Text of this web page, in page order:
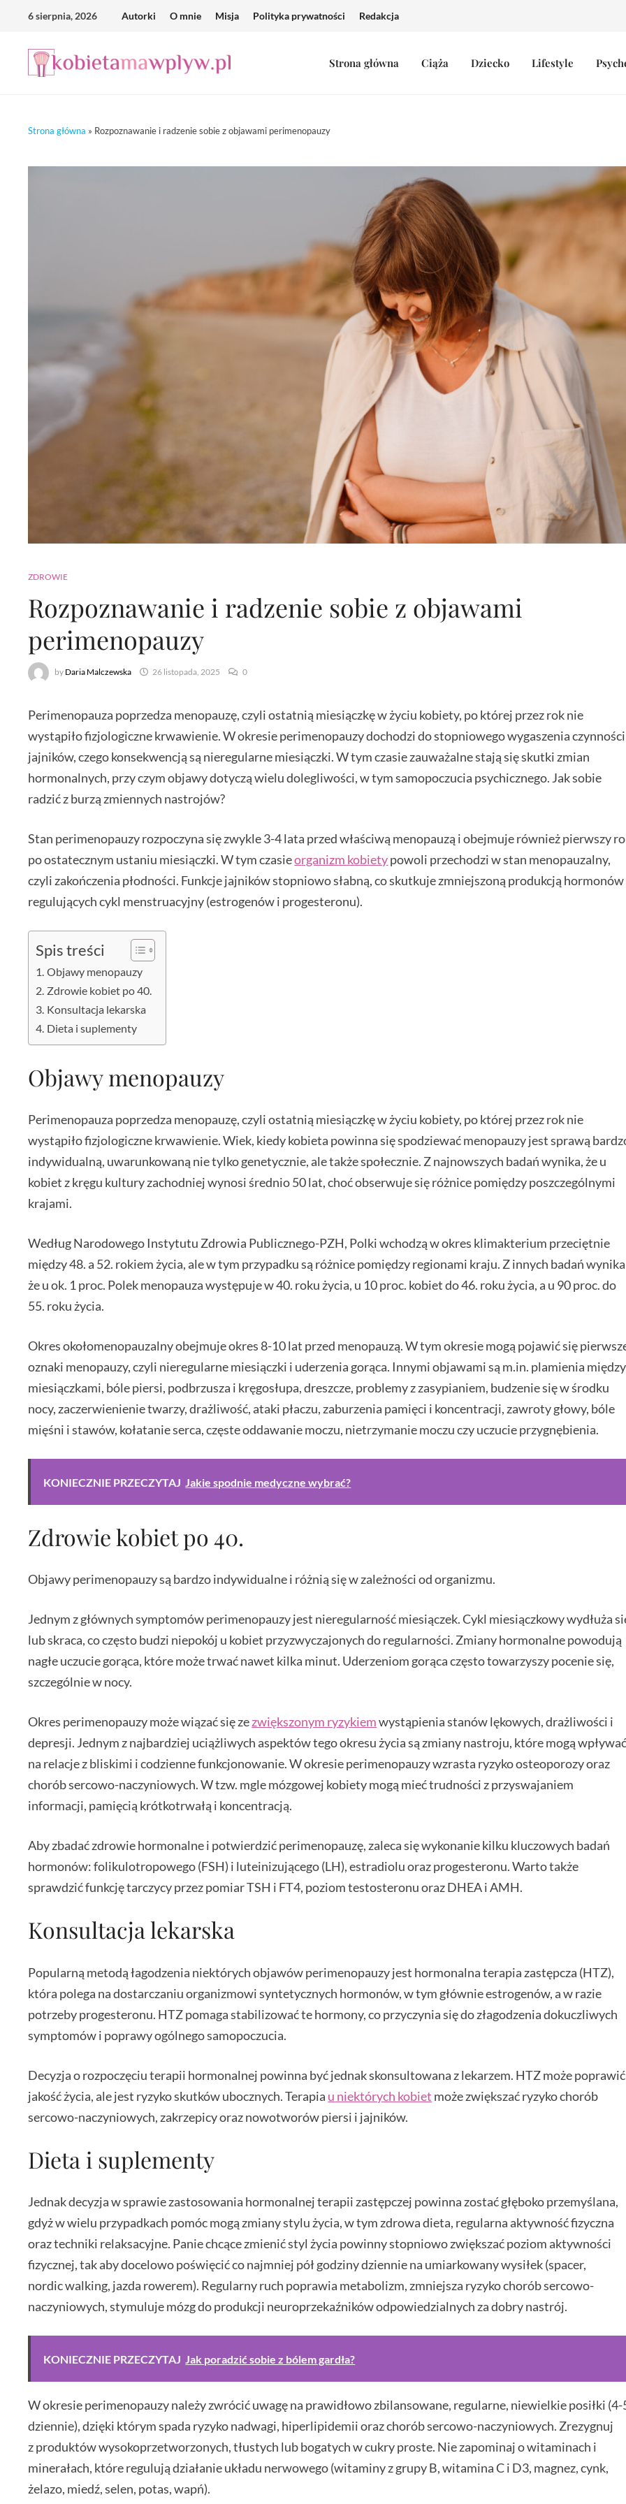
content
6 sierpnia, 2026 Autorki O mnie Misja Polityka prywatności Redakcja
Strona główna Ciąża Dziecko Lifestyle
Strona główna » Rozpoznawanie i radzenie sobie z objawami perimenopauzy
ZDROWIE
Rozpoznawanie i radzenie sobie z objawami
perimenopauzy
by Daria Malczewska 26 listopada, 2025 0
Perimenopauza poprzedza menopauzę, czyli ostatnią miesiączkę w życiu kobiety, po której przez rok nie
wystąpiło fizjologiczne krwawienie. W okresie perimenopauzy dochodzi do stopniowego wygaszenia czynności
jajników, czego konsekwencją są nieregularne miesiączki. W tym czasie zauważalne stają się skutki zmian
hormonalnych, przy czym objawy dotyczą wielu dolegliwości, w tym samopoczucia psychicznego. Jak sobie
radzić z burzą zmiennych nastrojów?
Stan perimenopauzy rozpoczyna się zwykle 3-4 lata przed właściwą menopauzą i obejmuje również pierwszy
po ostatecznym ustaniu miesiączki. W tym czasieorganizm kobietypowoli przechodzi w stan menopauzalny,
czyli zakończenia płodności. Funkcje jajników stopniowo słabną, co skutkuje zmniejszoną produkcją hormonów
regulujących cykl menstruacyjny (estrogenów i progesteronu).
Spis treści
Objawy menopauzy
Zdrowie kobiet po 40.
Konsultacja lekarska
Dieta i suplementy
Objawy menopauzy
Perimenopauza poprzedza menopauzę, czyli ostatnią miesiączkę w życiu kobiety, po której przez rok nie
wystąpiło fizjologiczne krwawienie. Wiek, kiedy kobieta powinna się spodziewać menopauzy jest sprawą
indywidualną, uwarunkowaną nie tylko genetycznie, ale także społecznie. Z najnowszych badań wynika, że u
kobiet z kręgu kultury zachodniej wynosi średnio 50 lat, choć obserwuje się różnice pomiędzy poszczególnymi
krajami.
Według Narodowego Instytutu Zdrowia Publicznego-PZH, Polki wchodzą w okres klimakterium przeciętnie
między 48. a 52. rokiem życia, ale w tym przypadku są różnice pomiędzy regionami kraju. Z innych badań
że u ok. 1 proc. Polek menopauza występuje w 40. roku życia, u 10 proc. kobiet do 46. roku życia, a u 90 proc. do
55. roku życia.
Okres okołomenopauzalny obejmuje okres 8-10 lat przed menopauzą. W tym okresie mogą pojawić się
oznaki menopauzy, czyli nieregularne miesiączki i uderzenia gorąca. Innymi objawami są m.in. plamienia między
miesiączkami, bóle piersi, podbrzusza i kręgosłupa, dreszcze, problemy z zasypianiem, budzenie się w środku
nocy, zaczerwienienie twarzy, drażliwość, ataki płaczu, zaburzenia pamięci i koncentracji, zawroty głowy, bóle
mięśni i stawów, kołatanie serca, częste oddawanie moczu, nietrzymanie moczu czy uczucie przygnębienia.
KONIECZNIE PRZECZYTAJ Jakie spodnie medyczne wybrać?
Zdrowie kobiet po 40.
Objawy perimenopauzy są bardzo indywidualne i różnią się w zależności od organizmu.
Jednym z głównych symptomów perimenopauzy jest nieregularność miesiączek. Cykl miesiączkowy wydłuża
lub skraca, co często budzi niepokój u kobiet przyzwyczajonych do regularności. Zmiany hormonalne powodują
nagłe uczucie gorąca, które może trwać nawet kilka minut. Uderzeniom gorąca często towarzyszy pocenie się,
szczególnie w nocy.
Okres perimenopauzy może wiązać się zezwiększonym ryzykiemwystąpienia stanów lękowych, drażliwości i
depresji. Jednym z najbardziej uciążliwych aspektów tego okresu życia są zmiany nastroju, które mogą
na relacje z bliskimi i codzienne funkcjonowanie. W okresie perimenopauzy wzrasta ryzyko osteoporozy oraz
chorób sercowo-naczyniowych. W tzw. mgle mózgowej kobiety mogą mieć trudności z przyswajaniem
informacji, pamięcią krótkotrwałą i koncentracją.
Aby zbadać zdrowie hormonalne i potwierdzić perimenopauzę, zaleca się wykonanie kilku kluczowych badań
hormonów: folikulotropowego (FSH) i luteinizującego (LH), estradiolu oraz progesteronu. Warto także
sprawdzić funkcję tarczycy przez pomiar TSH i FT4, poziom testosteronu oraz DHEA i AMH.
Konsultacja lekarska
Popularną metodą łagodzenia niektórych objawów perimenopauzy jest hormonalna terapia zastępcza (HTZ),
która polega na dostarczaniu organizmowi syntetycznych hormonów, w tym głównie estrogenów, a w razie
potrzeby progesteronu. HTZ pomaga stabilizować te hormony, co przyczynia się do złagodzenia dokuczliwych
symptomów i poprawy ogólnego samopoczucia.
Decyzja o rozpoczęciu terapii hormonalnej powinna być jednak skonsultowana z lekarzem. HTZ może poprawić
jakość życia, ale jest ryzyko skutków ubocznych. Terapia u niektórych kobiet może zwiększać ryzyko chorób
sercowo-naczyniowych, zakrzepicy oraz nowotworów piersi i jajników.
Dieta i suplementy
Jednak decyzja w sprawie zastosowania hormonalnej terapii zastępczej powinna zostać głęboko przemyślana,
gdyż w wielu przypadkach pomóc mogą zmiany stylu życia, w tym zdrowa dieta, regularna aktywność fizyczna
oraz techniki relaksacyjne. Panie chcące zmienić styl życia powinny stopniowo zwiększać poziom aktywności
fizycznej, tak aby docelowo poświęcić co najmniej pół godziny dziennie na umiarkowany wysiłek (spacer,
nordic walking, jazda rowerem). Regularny ruch poprawia metabolizm, zmniejsza ryzyko chorób sercowo-
naczyniowych, stymuluje mózg do produkcji neuroprzekaźników odpowiedzialnych za dobry nastrój.
KONIECZNIE PRZECZYTAJ Jak poradzić sobie z bólem gardła?
W okresie perimenopauzy należy zwrócić uwagę na prawidłowo zbilansowane, regularne, niewielkie posiłki (4-
dziennie), dzięki którym spada ryzyko nadwagi, hiperlipidemii oraz chorób sercowo-naczyniowych. Zrezygnuj
z produktów wysokoprzetworzonych, tłustych lub bogatych w cukry proste. Nie zapominaj o witaminach i
minerałach, które regulują działanie układu nerwowego (witaminy z grupy B, witamina C i D3, magnez, cynk,
żelazo, miedź, selen, potas, wapń).